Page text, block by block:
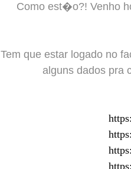
Como est�o?! Venho
Tem que estar logado no
alguns dados